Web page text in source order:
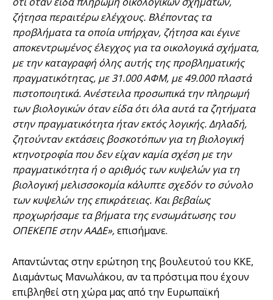
ζήτησα περαιτέρω ελέγχους. Βλέποντας τα
προβλήματα τα οποία υπήρχαν, ζήτησα και έγινε
αποκεντρωμένος έλεγχος για τα οικολογικά σχήματα,
με την καταγραφή όλης αυτής της προβληματικής
πραγματικότητας, με 31.000 ΑΦΜ, με 49.000 πλαστά
πιστοποιητικά. Ανέστειλα προσωπικά την πληρωμή
των βιολογικών όταν είδα ότι όλα αυτά τα ζητήματα
στην πραγματικότητα ήταν εκτός λογικής. Δηλαδή,
ζητούνταν εκτάσεις βοσκοτόπων για τη βιολογική
κτηνοτροφία που δεν είχαν καμία σχέση με την
πραγματικότητα ή ο αριθμός των κυψελών για τη
βιολογική μελισσοκομία κάλυπτε σχεδόν το σύνολο
των κυψελών της επικράτειας. Και βεβαίως
προχωρήσαμε τα βήματα της ενσωμάτωσης του
ΟΠΕΚΕΠΕ στην ΑΑΔΕ»,επισήμανε.
Απαντώντας στην ερώτηση της βουλευτού του ΚΚΕ,
Διαμάντως Μανωλάκου, αν τα πρόστιμα που έχουν
επιβληθεί στη χώρα μας από την Ευρωπαϊκή